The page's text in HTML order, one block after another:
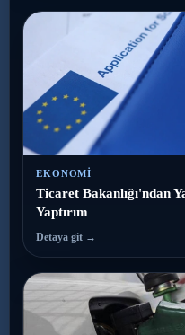
EKONOMI
Ticaret Bakanlığı'ndan
Yaptırım
Detaya git →